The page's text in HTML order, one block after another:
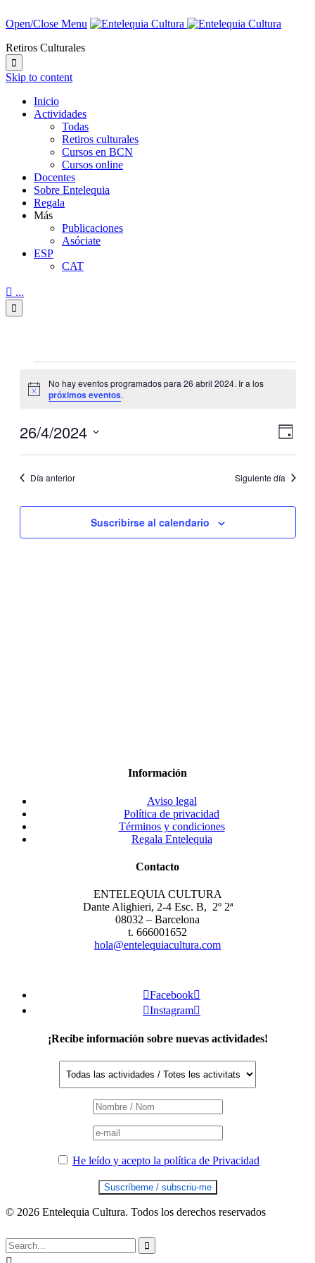
Open/Close Menu
Retiros Culturales

Skip to content
Inicio
Actividades
Todas
Retiros culturales
Cursos en BCN
Cursos online
Docentes
Sobre Entelequia
Regala
Más
Publicaciones
Asóciate
ESP
CAT
 ...

en
abril
Aviso
No hay eventos programados para 26 abril 2024. Ir a los
próximos eventos.
de
vistas
de
Día
26/4/2024
fecha.Día anterior Siguiente día
Suscribirse al calendario
Información
Aviso legal
Política de privacidad
Términos y condiciones
Regala Entelequia
Contacto
ENTELEQUIA CULTURA
Dante Alighieri, 2-4 Esc. B, 2º 2ª
08032 – Barcelona
t. 666001652
hola@entelequiacultura.com
Facebook
Instagram
¡Recibe información sobre nuevas actividades!
He leído y acepto la política de Privacidad
© 2026 Entelequia Cultura. Todos los derechos reservados
